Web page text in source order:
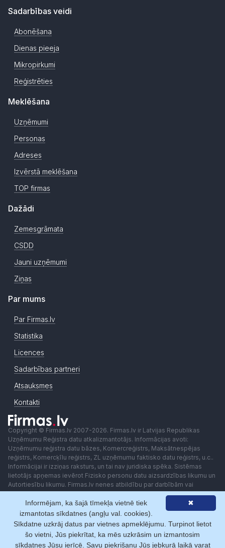
Sadarbības veidi
Abonēšana
Dienas pieeja
Mikropirkumi
Reģistrēties
Meklēšana
Uzņēmumi
Personas
Adreses
Izvērstā meklēšana
TOP firmas
Dažādi
Zemesgrāmata
CSDD
Jauni uzņēmumi
Ziņas
Par mums
Par Firmas.lv
Statistika
Licences
Sadarbības partneri
Atsauksmes
Kontakti
Copyright © Firmas.lv 2007-2026. Firmas.lv ir Latvijas Republikas
Uzņēmumu Reģistra datu atkalizmantotājs. Informācijas avoti:
Uzņēmumu reģistra datu bāzes, Komercreģistrs, Maksātnespējas
reģistrs, Komercķīlu reģistrs, ZL uzņēmumu faktisko datu reģistrs, u.c..
Informācijai ir izziņas raksturs, un tai nav juridiska spēka. Sistēmas
lietotājs apņemas ievērot Fizisko personu datu aizsardzības likumu un
Autortiesību likumu. Firmas.lv nenes atbildību par darbībām vai
lēmumiem, kas balstīti uz saņemto pakalpojumu. Lietotājam aizliegts
izmantot jebkādas automatizētas sistēmas vai iekārtas (robotus)
piekļuvei sistēmai bez rakstiskas saskaņošanas ar Firmas.lv. Galvenā
redaktore: Ingūna Pempere.
Lietošanas noteikumi
Privātuma politika Norēķini ar
✖
Informējam, ka šajā tīmekļa vietnē tiek
izmantotas sīkdatnes (angļu val. cookies).
Sīkdatne uzkrāj datus par vietnes apmeklējumu. Turpinot lietot
šo vietni, Jūs piekrītat, ka mēs uzkrāsim un izmantosim
sīkdatnes Jūsu ierīcē. Savu piekrišanu Jūs jebkurā laikā varat